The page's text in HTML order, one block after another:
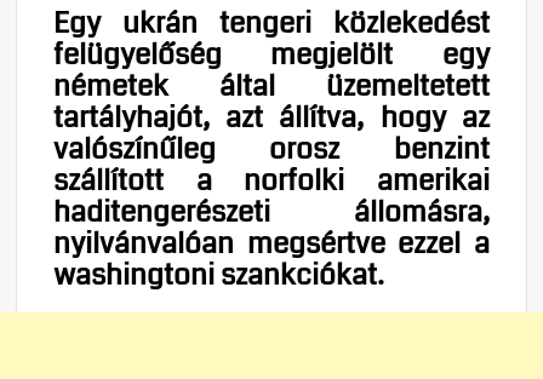
Egy ukrán tengeri közlekedést
felügyelőség megjelölt egy
németek által üzemeltetett
tartályhajót, azt állítva, hogy az
valószínűleg orosz benzint
szállított a norfolki amerikai
haditengerészeti állomásra,
nyilvánvalóan megsértve ezzel a
washingtoni szankciókat.